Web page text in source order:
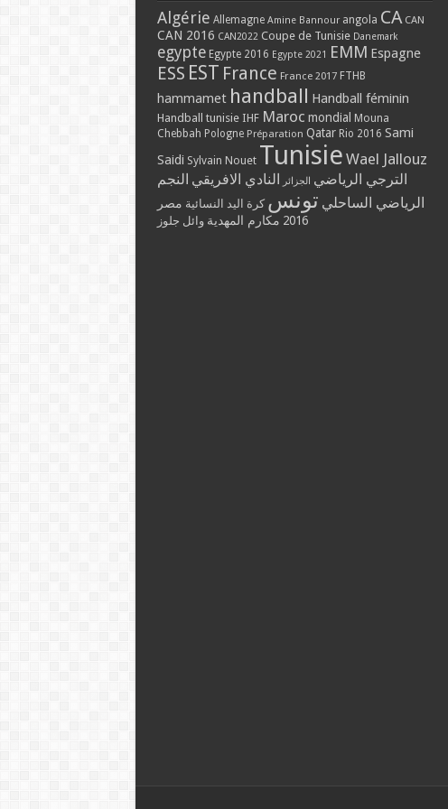
Algérie Allemagne Amine Bannour angola CA CAN
CAN 2016 CAN2022 Coupe de Tunisie Danemark
egypte Egypte 2016 Egypte 2021 EMM Espagne
ESS EST France France 2017 FTHB
hammamet handball Handball féminin
Handball tunisie IHF Maroc mondial Mouna
Chebbah Pologne Préparation Qatar Rio 2016 Sami
Saidi Sylvain Nouet Tunisie Wael Jallouz
الترجي الرياضي الجزائر النادي الافريقي النجم
الرياضي الساحلي تونس كرة اليد النسائية مصر
2016 مكارم المهدية وائل جلوز